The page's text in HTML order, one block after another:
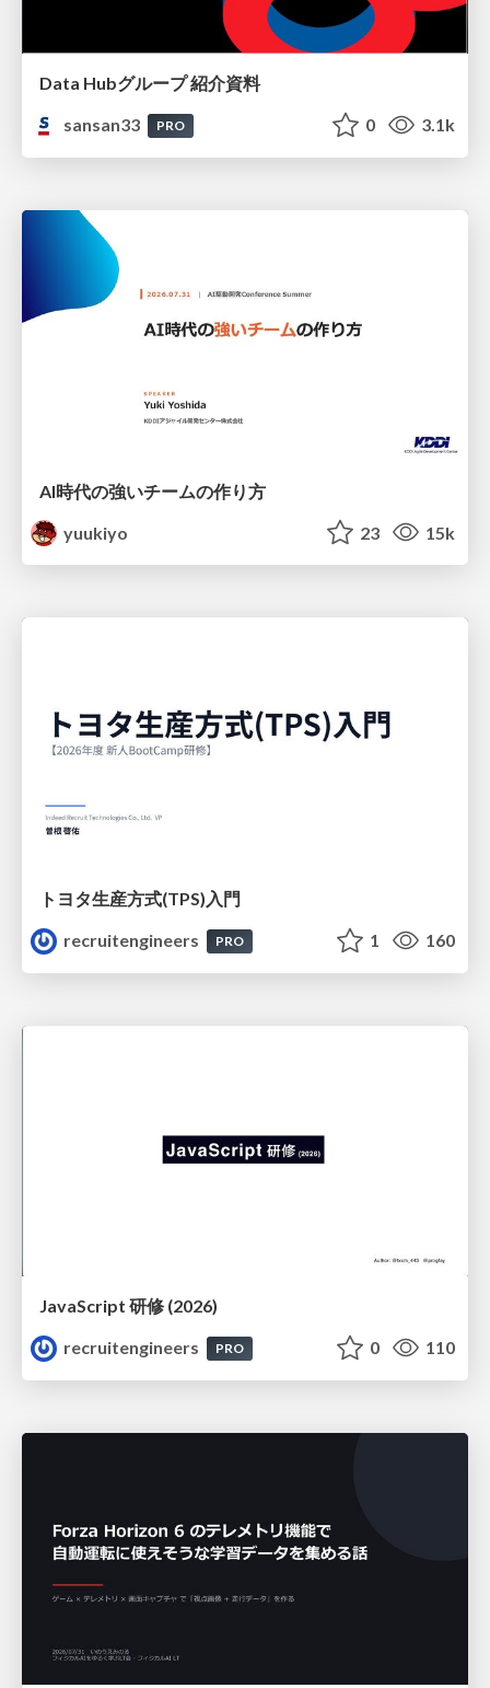
Data Hubグループ 紹介資料
sansan33
PRO 0 3.1k
AI時代の強いチームの作り方
yuukiyo
23 15k
トヨタ⽣産⽅式(TPS)⼊⾨
recruitengineers
PRO 1 160
JavaScript 研修 (2026)
recruitengineers
PRO 0 110